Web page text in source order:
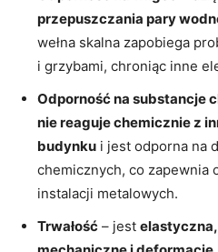
przepuszczania pary
wełna skalna zapobiega
i grzybami, chroniąc inne
Odporność na substancje
nie reaguje chemicznie z
budynku i jest odporna na
chemicznych, co zapewnia
instalacji metalowych.
Trwałość – jest